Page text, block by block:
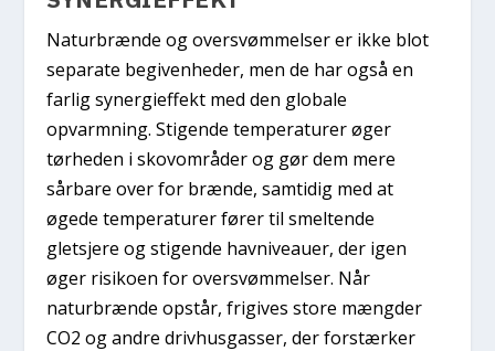
Naturbrænde og oversvømmelser er ikke blot
separate begivenheder, men de har også en
farlig synergieffekt med den globale
opvarmning. Stigende temperaturer øger
tørheden i skovområder og gør dem mere
sårbare over for brænde, samtidig med at
øgede temperaturer fører til smeltende
gletsjere og stigende havniveauer, der igen
øger risikoen for oversvømmelser. Når
naturbrænde opstår, frigives store mængder
CO2 og andre drivhusgasser, der forstærker